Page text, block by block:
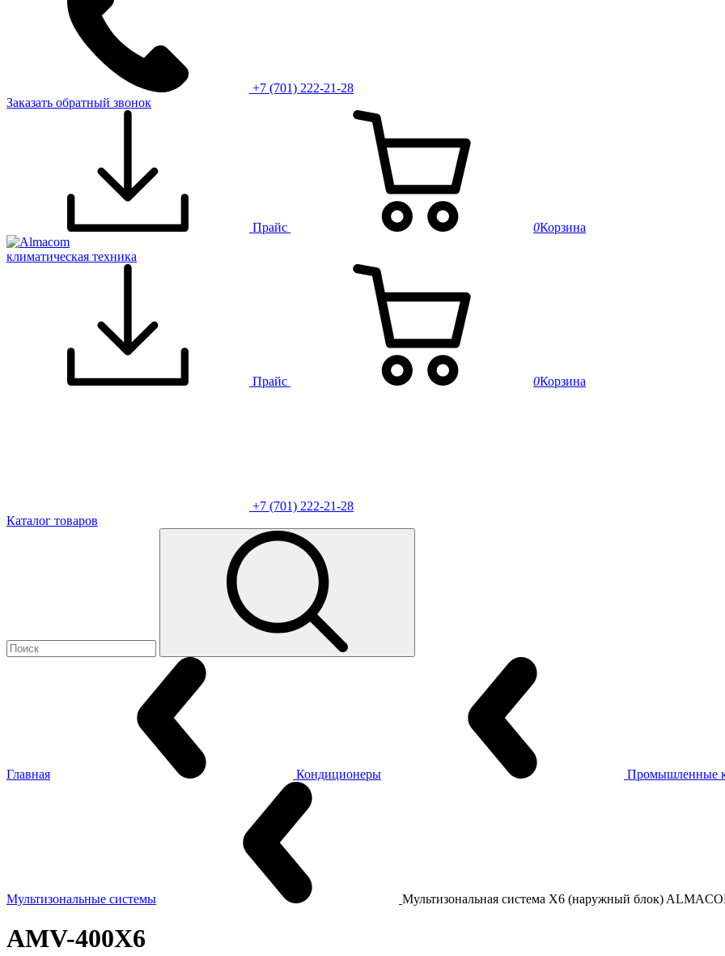
+7 (701) 222-21-28
Заказать обратный звонок
Прайс 0Корзина
климатическая техника
Прайс 0Корзина
+7 (701) 222-21-28
Каталог товаров
Главная Кондиционеры Промышленные
Мультизональные системы Мультизональная система X6 (наружный блок)
AMV-400X6